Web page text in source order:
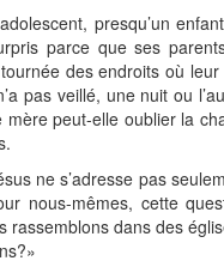
presqu’un
parce que ses
tournée des endroits où
pas veillé, une nuit ou
peut-elle oublier la
ne s’adresse pas
nous-mêmes, cette
rassemblons dans des